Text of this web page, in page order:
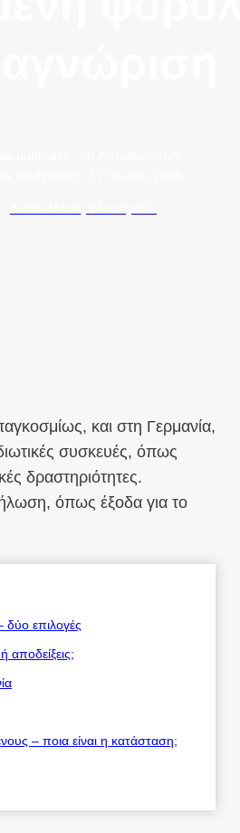
και στη Γερμανία,
συσκευές, όπως
δραστηριότητες.
όπως έξοδα για το
δύο επιλογές
αποδείξεις;
– ποια είναι η κατάσταση;